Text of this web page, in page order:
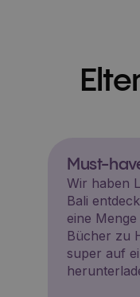
Must-
Wir haben
Bali
eine
Bücher zu
super auf